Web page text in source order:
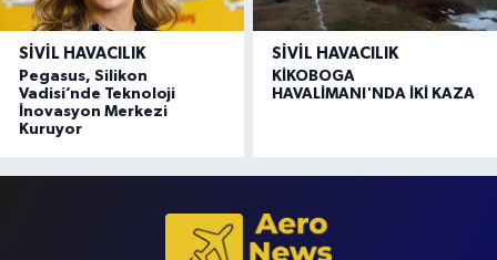
SIVIL HAVACILIK
Pegasus, Silikon
Vadisi’nde Teknoloji
İnovasyon Merkezi
Kuruyor
SIVIL HAVACILIK
KİKOBOGA
HAVALİMANI'NDA İKİ KAZA